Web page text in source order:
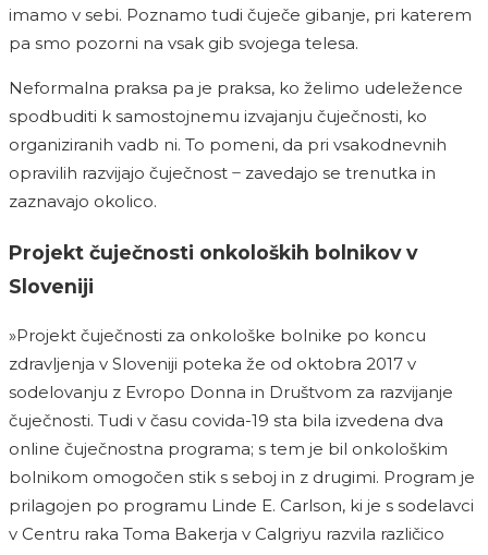
imamo v sebi. Poznamo tudi čuječe gibanje, pri katerem
pa smo pozorni na vsak gib svojega telesa.
Neformalna praksa pa je praksa, ko želimo udeležence
spodbuditi k samostojnemu izvajanju čuječnosti, ko
organiziranih vadb ni. To pomeni, da pri vsakodnevnih
opravilih razvijajo čuječnost ̶ zavedajo se trenutka in
zaznavajo okolico.
Projekt čuječnosti onkoloških bolnikov v
Sloveniji
»Projekt čuječnosti za onkološke bolnike po koncu
zdravljenja v Sloveniji poteka že od oktobra 2017 v
sodelovanju z Evropo Donna in Društvom za razvijanje
čuječnosti. Tudi v času covida-19 sta bila izvedena dva
online čuječnostna programa; s tem je bil onkološkim
bolnikom omogočen stik s seboj in z drugimi. Program je
prilagojen po programu Linde E. Carlson, ki je s sodelavci
v Centru raka Toma Bakerja v Calgriyu razvila različico